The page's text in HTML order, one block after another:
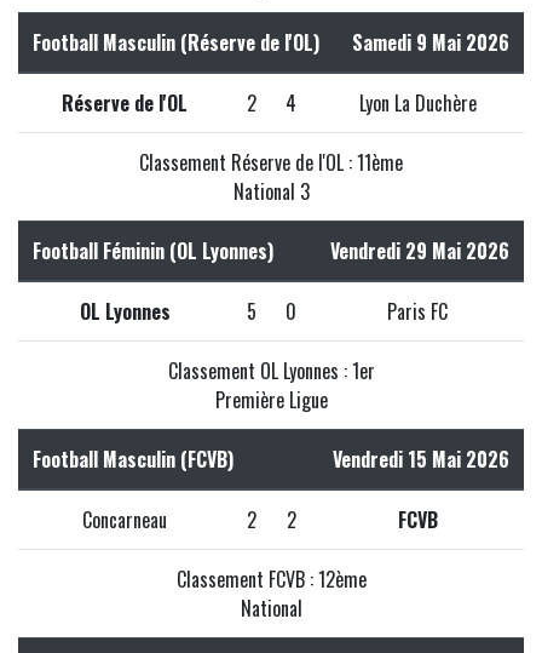
Football Masculin (Réserve de l'OL) Samedi 9 Mai 2026
Réserve de l'OL 2 4 Lyon La Duchère
Classement Réserve de l'OL : 11ème
National 3
Football Féminin (OL Lyonnes) Vendredi 29 Mai 2026
OL Lyonnes 5 0 Paris FC
Classement OL Lyonnes : 1er
Première Ligue
Football Masculin (FCVB) Vendredi 15 Mai 2026
Concarneau 2 2 FCVB
Classement FCVB : 12ème
National